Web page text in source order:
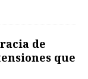
de
que